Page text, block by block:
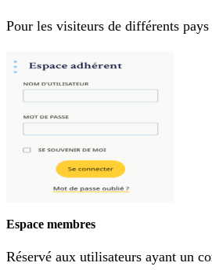
Pour les visiteurs de différents pays
Espace membres
Réservé aux utilisateurs ayant un